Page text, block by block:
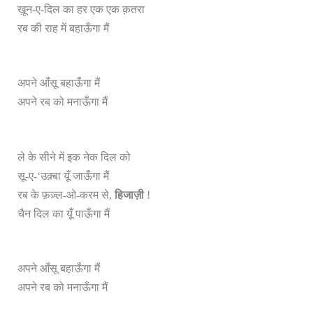
ख़ून-ए-दिल का हर एक एक क़तरा
रब की राह में बहाऊँगा मैं
अपने आँसू बहाऊँगा मैं
अपने रब को मनाऊँगा मैं
ले के सीने में इक नेक दिल को
सू-ए-‘उक़्बा यूँ जाऊँगा मैं
रब के फ़ज़्ल-ओ-करम से, हिजाज़ी!
चैन दिल का यूँ पाऊँगा मैं
अपने आँसू बहाऊँगा मैं
अपने रब को मनाऊँगा मैं